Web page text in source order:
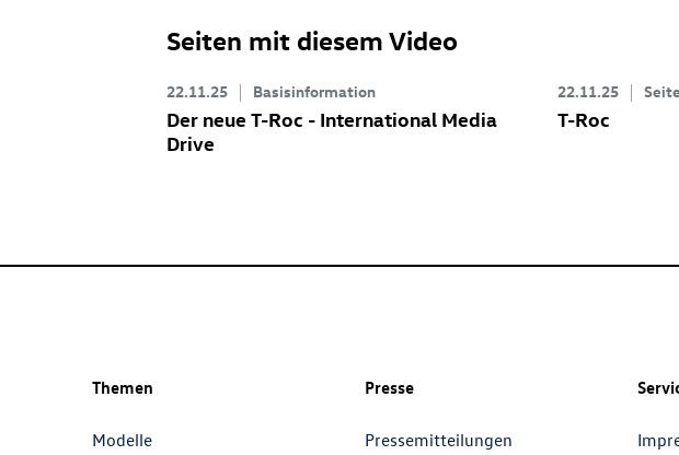
Seiten mit diesem Video
22.11.25 Basisinformation
Der neue T-Roc - International Media
Drive
22.11.25 Seite
T-Roc
Themen
Modelle
Presse
Pressemitteilungen